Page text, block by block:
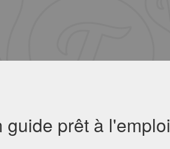
prêt à l'emploi